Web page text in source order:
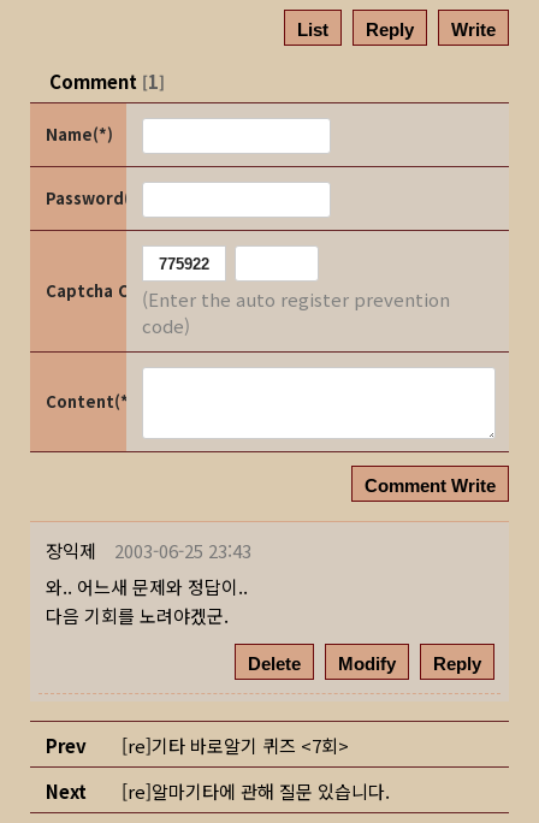
List Reply Write
Comment [1]
Name(*)
Password(*)
Captcha Code(Enter the auto register prevention
code)
Content(*)
Comment Write
장익제
2003-06-25 23:43
와.. 어느새 문제와 정답이..
다음 기회를 노려야겠군.
Delete Modify Reply
Prev
[re]기타 바로알기 퀴즈 <7회>
Next
[re]알마기타에 관해 질문 있습니다.